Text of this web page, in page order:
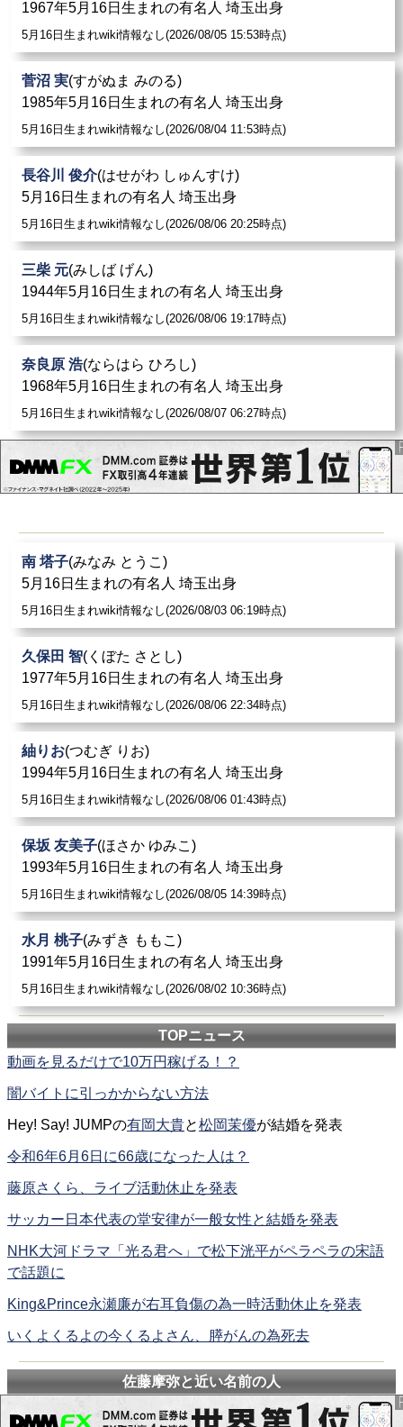
1967年5月16日生まれの有名人 埼玉出身
5月16日生まれwiki情報なし(2026/08/05 15:53時点)
菅沼 実(すがぬま みのる)
1985年5月16日生まれの有名人 埼玉出身
5月16日生まれwiki情報なし(2026/08/04 11:53時点)
長谷川 俊介(はせがわ しゅんすけ)
5月16日生まれの有名人 埼玉出身
5月16日生まれwiki情報なし(2026/08/06 20:25時点)
三柴 元(みしば げん)
1944年5月16日生まれの有名人 埼玉出身
5月16日生まれwiki情報なし(2026/08/06 19:17時点)
奈良原 浩(ならはら ひろし)
1968年5月16日生まれの有名人 埼玉出身
5月16日生まれwiki情報なし(2026/08/07 06:27時点)
南 塔子(みなみ とうこ)
5月16日生まれの有名人 埼玉出身
5月16日生まれwiki情報なし(2026/08/03 06:19時点)
久保田 智(くぼた さとし)
1977年5月16日生まれの有名人 埼玉出身
5月16日生まれwiki情報なし(2026/08/06 22:34時点)
紬りお(つむぎ りお)
1994年5月16日生まれの有名人 埼玉出身
5月16日生まれwiki情報なし(2026/08/06 01:43時点)
保坂 友美子(ほさか ゆみこ)
1993年5月16日生まれの有名人 埼玉出身
5月16日生まれwiki情報なし(2026/08/05 14:39時点)
水月 桃子(みずき ももこ)
1991年5月16日生まれの有名人 埼玉出身
5月16日生まれwiki情報なし(2026/08/02 10:36時点)
TOPニュース
動画を見るだけで10万円稼げる！？
闇バイトに引っかからない方法
Hey! Say! JUMPの有岡大貴と松岡茉優が結婚を発表
令和6年6月6日に66歳になった人は？
藤原さくら、ライブ活動休止を発表
サッカー日本代表の堂安律が一般女性と結婚を発表
NHK大河ドラマ「光る君へ」で松下洸平がペラペラの宋語
で話題に
King&Prince永瀬廉が右耳負傷の為一時活動休止を発表
いくよくるよの今くるよさん、膵がんの為死去
佐藤摩弥と近い名前の人